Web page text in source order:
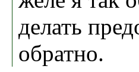
делать
обратно.